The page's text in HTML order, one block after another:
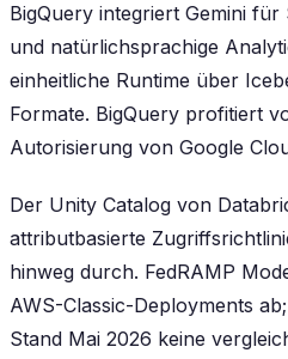
BigQuery integriert Gemini für
und natürlichsprachige
einheitliche Runtime über
Formate. BigQuery profitiert
Autorisierung von Google
Der Unity Catalog von
attributbasierte
hinweg durch. FedRAMP
AWS-Classic-Deployments
Stand Mai 2026 keine